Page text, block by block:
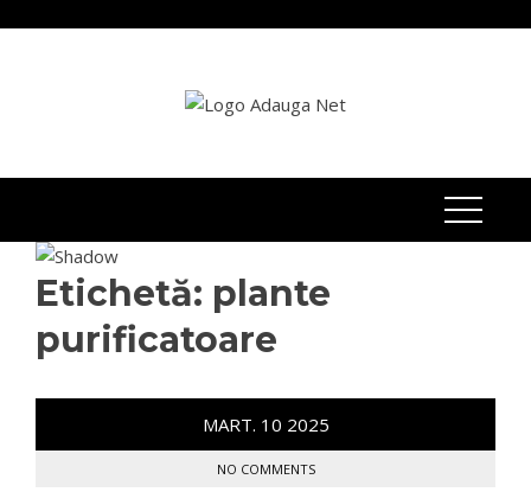
Etichetă: plante
purificatoare
MART. 10 2025
NO COMMENTS